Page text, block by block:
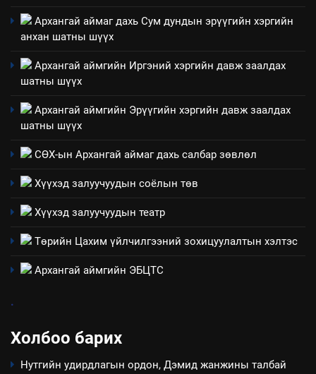
ажиллагааны жилийн
5
“Шинэтгэлээр түүчээлсэн
салбар зөвлөл” аяны хүрээнд
хэмжээний төлөвлөгөө
6
Санхүүгийн тайланд хийсэн
ИЛ ТОД БАЙДАЛ
Үйл ажиллагаандаа мөрдөж
Архангай аймаг дахь Сум дундын эрүүгийн хэргийн
анхан шатны шүүх
Архангай аймгийн Иргэний хэргийн давж заалдах
шатны шүүх
Архангай аймгийн Эрүүгийн хэргийн давж заалдах
шатны шүүх
СӨХ-ын Архангай аймаг дахь салбар зөвлөл
Хүүхэд залуучуудын соёлын төв
Хүүхэд залуучуудын театр
Төрийн Цахим үйлчилгээний зохицуулалтын хэлтэс
Архангай аймгийн ЭБЦТС
.
Холбоо барих
Нутгийн удирдлагын ордон, Дэмид жанжины талбай